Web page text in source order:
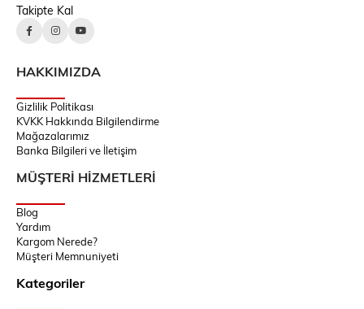
Takipte Kal
HAKKIMIZDA
Gizlilik Politikası
KVKK Hakkında Bilgilendirme
Mağazalarımız
Banka Bilgileri ve İletişim
MÜŞTERİ HİZMETLERİ
Blog
Yardım
Kargom Nerede?
Müşteri Memnuniyeti
Kategoriler